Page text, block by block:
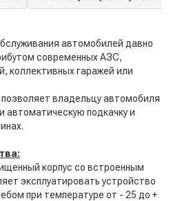
автомобилей давно
современных АЗС,
коллективных гаражей или
владельцу автомобиля
автоматическую подкачку и
корпус со встроенным
эксплуатировать устройство
при температуре от - 25 до +